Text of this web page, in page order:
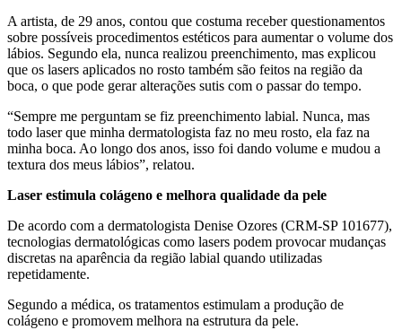
A artista, de 29 anos, contou que costuma receber questionamentos
sobre possíveis procedimentos estéticos para aumentar o volume dos
lábios. Segundo ela, nunca realizou preenchimento, mas explicou
que os lasers aplicados no rosto também são feitos na região da
boca, o que pode gerar alterações sutis com o passar do tempo.
“Sempre me perguntam se fiz preenchimento labial. Nunca, mas
todo laser que minha dermatologista faz no meu rosto, ela faz na
minha boca. Ao longo dos anos, isso foi dando volume e mudou a
textura dos meus lábios”, relatou.
Laser estimula colágeno e melhora qualidade da pele
De acordo com a dermatologista Denise Ozores (CRM-SP 101677),
tecnologias dermatológicas como lasers podem provocar mudanças
discretas na aparência da região labial quando utilizadas
repetidamente.
Segundo a médica, os tratamentos estimulam a produção de
colágeno e promovem melhora na estrutura da pele.